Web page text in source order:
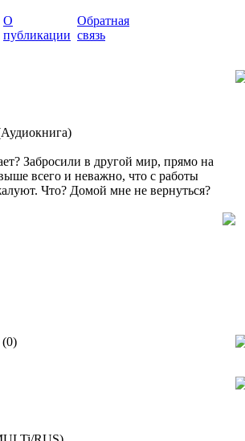
О
публикации
Обратная
связь
Забросили в другой мир, прямо на
всего и неважно, что с работы
Что? Домой мне не вернуться?
(0)